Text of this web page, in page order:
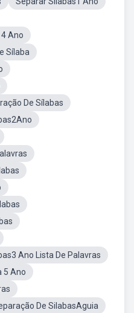
Ano
Sílaba
De Sílabas
Ano Lista De Palavras
5 Ano
De SilabasAguia